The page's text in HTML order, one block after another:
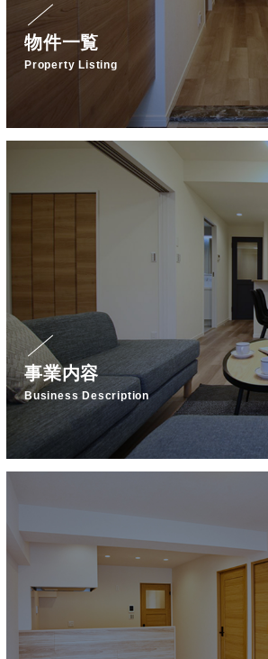
物件一覧
Property Listing
事業内容
Business Description